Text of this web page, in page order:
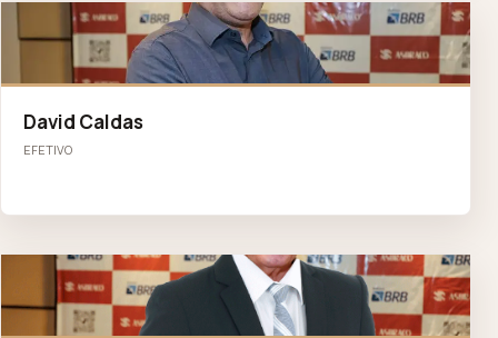
DC
David Caldas
EFETIVO
JD